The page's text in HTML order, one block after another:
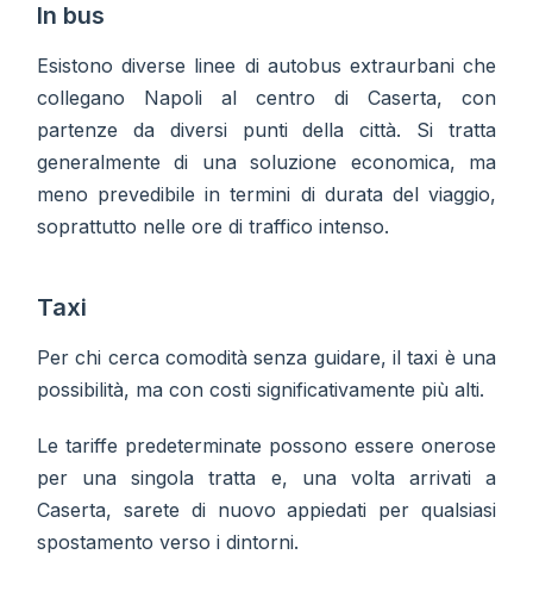
In bus
Esistono diverse linee di autobus extraurbani che
collegano Napoli al centro di Caserta, con
partenze da diversi punti della città. Si tratta
generalmente di una soluzione economica, ma
meno prevedibile in termini di durata del viaggio,
soprattutto nelle ore di traffico intenso.
Taxi
Per chi cerca comodità senza guidare, il taxi è una
possibilità, ma con costi significativamente più alti.
Le tariffe predeterminate possono essere onerose
per una singola tratta e, una volta arrivati a
Caserta, sarete di nuovo appiedati per qualsiasi
spostamento verso i dintorni.